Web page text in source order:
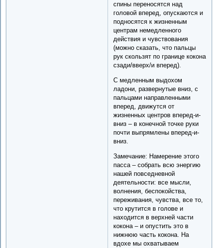
спины переносятся над
головой вперед, опускаются и
подносятся к жизненным
центрам немедленного
действия и чувствования
(можно сказать, что пальцы
рук скользят по границе кокона
сзади/вверх/и вперед).
С медленным выдохом
ладони, развернутые вниз, с
пальцами направленными
вперед, движутся от
жизненных центров вперед-и-
вниз – в конечной точке руки
почти выпрямлены вперед-и-
вниз.
Замечание: Намерение этого
пасса – собрать всю энергию
нашей повседневной
деятельности: все мысли,
волнения, беспокойства,
переживания, чувства, все то,
что крутится в голове и
находится в верхней части
кокона – и опустить это в
нижнюю часть кокона. На
вдохе мы охватываем